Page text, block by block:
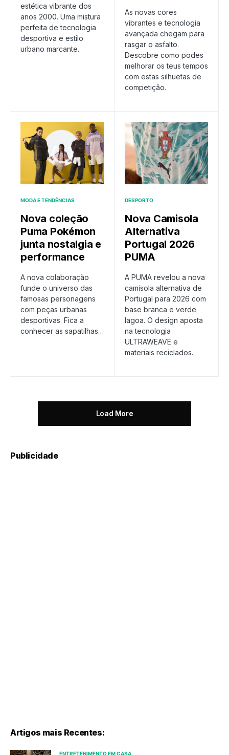
estética vibrante dos
anos 2000. Uma mistura
perfeita de tecnologia
desportiva e estilo
urbano marcante.
As novas cores
vibrantes e tecnologia
avançada chegam para
rasgar o asfalto.
Descobre como podes
melhorar os teus tempos
com estas silhuetas de
competição.
MODA E TENDÊNCIAS
Nova coleção
Puma Pokémon
junta nostalgia e
performance
A nova colaboração
funde o universo das
famosas personagens
com peças urbanas
desportivas. Fica a
conhecer as sapatilhas…
DESPORTO
Nova Camisola
Alternativa
Portugal 2026
PUMA
A PUMA revelou a nova
camisola alternativa de
Portugal para 2026 com
base branca e verde
lagoa. O design aposta
na tecnologia
ULTRAWEAVE e
materiais reciclados.
Load More
Publicidade
Artigos mais Recentes:
ENTRETENIMENTO EM CASA